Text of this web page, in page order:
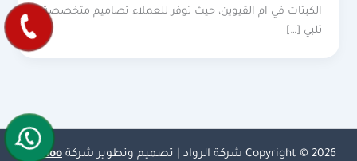
الكبتات في ام القيوين، حيث توفر للعملاء تصاميم متخصصة
تلبي […]
Copyright © 2026 شركة الرواد | تصميم وتطوير شركة Olymoo